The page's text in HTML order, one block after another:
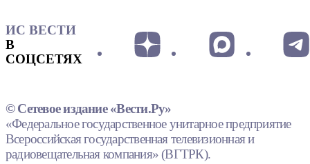
ИС ВЕСТИ
В
СОЦСЕТЯХ
© Сетевое издание «Вести.Ру»
«Федеральное государственное унитарное предприятие
Всероссийская государственная телевизионная и
радиовещательная компания» (ВГТРК).